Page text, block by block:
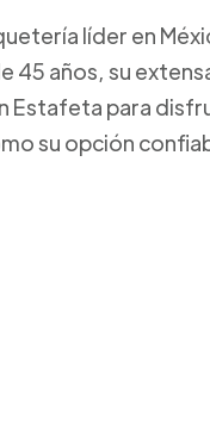
líder en
45 años, su
Estafeta para
su opción